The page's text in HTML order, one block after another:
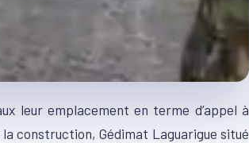
leur emplacement en terme d’appel à
construction, Gédimat Laguarigue situé